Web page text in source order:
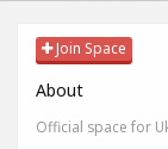
Join Space
About
Official space for